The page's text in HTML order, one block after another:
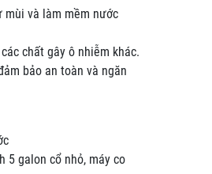
mùi và làm mềm nước
chất gây ô nhiễm khác.
bảo an toàn và ngăn
5 galon cổ nhỏ, máy co